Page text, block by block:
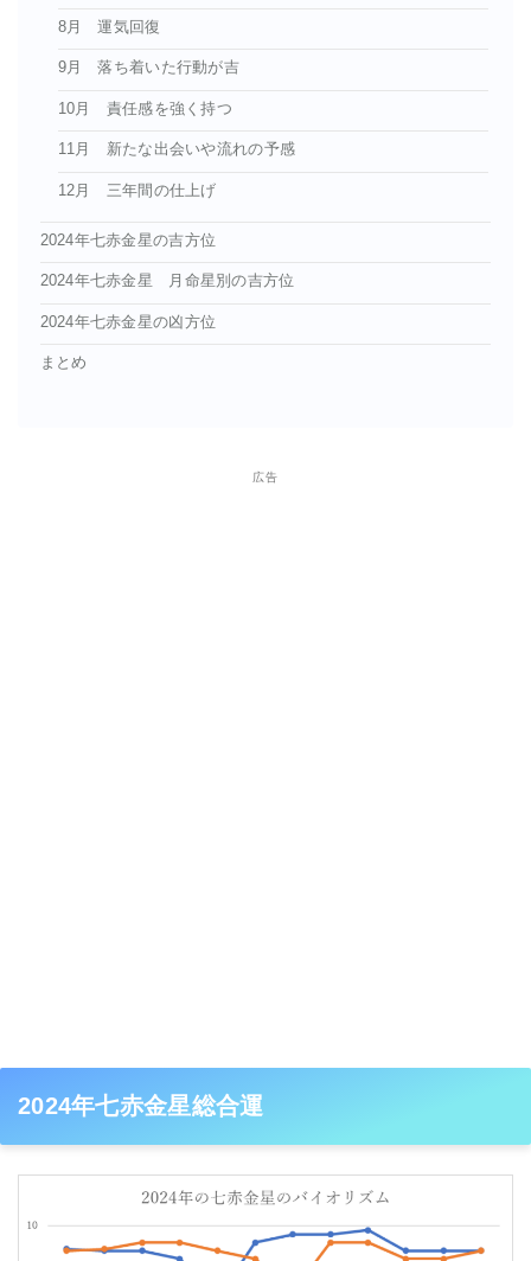
8月 運気回復
9月 落ち着いた行動が吉
10月 責任感を強く持つ
11月 新たな出会いや流れの予感
12月 三年間の仕上げ
2024年七赤金星の吉方位
2024年七赤金星 月命星別の吉方位
2024年七赤金星の凶方位
まとめ
広告
2024年七赤金星総合運